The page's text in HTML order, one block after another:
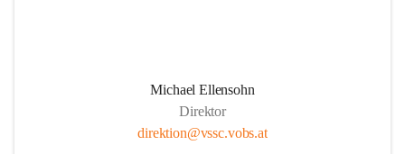
Michael Ellensohn
Direktor
direktion@vssc.vobs.at